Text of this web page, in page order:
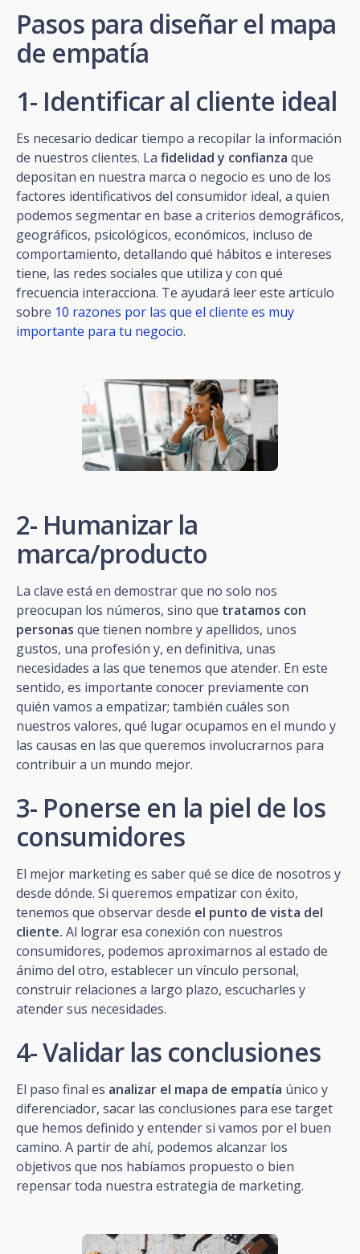
Pasos para diseñar el mapa
de empatía
1- Identificar al cliente ideal
Es necesario dedicar tiempo a recopilar la información
de nuestros clientes. La fidelidad y confianza que
depositan en nuestra marca o negocio es uno de los
factores identificativos del consumidor ideal, a quien
podemos segmentar en base a criterios demográficos,
geográficos, psicológicos, económicos, incluso de
comportamiento, detallando qué hábitos e intereses
tiene, las redes sociales que utiliza y con qué
frecuencia interacciona. Te ayudará leer este artículo
sobre 10 razones por las que el cliente es muy
importante para tu negocio.
2- Humanizar la
marca/producto
La clave está en demostrar que no solo nos
preocupan los números, sino que tratamos con
personas que tienen nombre y apellidos, unos
gustos, una profesión y, en definitiva, unas
necesidades a las que tenemos que atender. En este
sentido, es importante conocer previamente con
quién vamos a empatizar; también cuáles son
nuestros valores, qué lugar ocupamos en el mundo y
las causas en las que queremos involucrarnos para
contribuir a un mundo mejor.
3- Ponerse en la piel de los
consumidores
El mejor marketing es saber qué se dice de nosotros y
desde dónde. Si queremos empatizar con éxito,
tenemos que observar desde el punto de vista del
cliente. Al lograr esa conexión con nuestros
consumidores, podemos aproximarnos al estado de
ánimo del otro, establecer un vínculo personal,
construir relaciones a largo plazo, escucharles y
atender sus necesidades.
4- Validar las conclusiones
El paso final es analizar el mapa de empatía único y
diferenciador, sacar las conclusiones para ese target
que hemos definido y entender si vamos por el buen
camino. A partir de ahí, podemos alcanzar los
objetivos que nos habíamos propuesto o bien
repensar toda nuestra estrategia de marketing.